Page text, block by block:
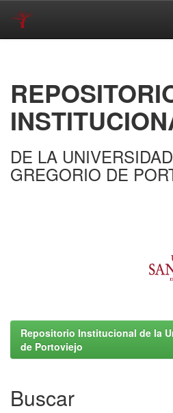
DE LA
GREGORIO DE
Repositorio Institucional de la
de Portoviejo
Buscar